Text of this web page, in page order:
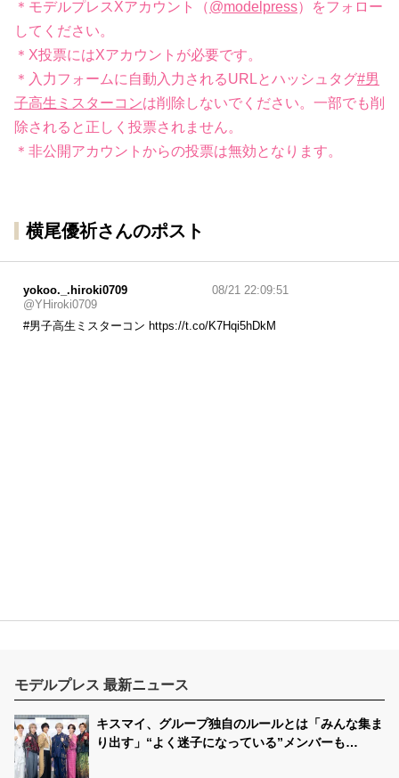
＊モデルプレスXアカウント（@modelpress）をフォロー
してください。
＊X投票にはXアカウントが必要です。
＊入力フォームに自動入力されるURLとハッシュタグ#男
子高生ミスターコンは削除しないでください。一部でも削
除されると正しく投票されません。
＊非公開アカウントからの投票は無効となります。
横尾優祈さんのポスト
yokoo._.hiroki0709
@YHiroki0709
08/21 22:09:51
#男子高生ミスターコン https://t.co/K7Hqi5hDkM
モデルプレス 最新ニュース
キスマイ、グループ独自のルールとは「みんな集ま
り出す」“よく迷子になっている”メンバーも